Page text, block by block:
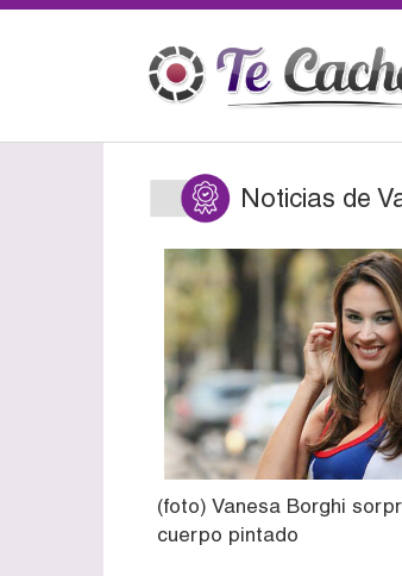
Noticias de
(foto) Vanesa Borghi
cuerpo pintado